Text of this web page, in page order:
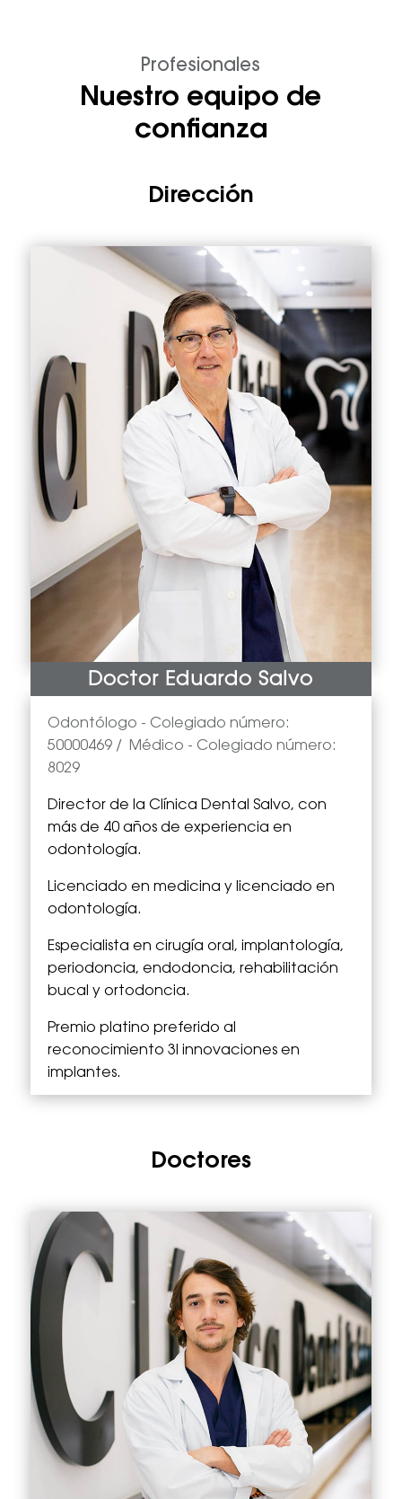
Profesionales
Nuestro equipo de
confianza
Dirección
Doctor Eduardo Salvo
Odontólogo - Colegiado número:
50000469/ Médico - Colegiado número:
8029
Director de la Clínica Dental Salvo, con
más de 40 años de experiencia en
odontología.
Licenciado en medicina y licenciado en
odontología.
Especialista en cirugía oral, implantología,
periodoncia, endodoncia, rehabilitación
bucal y ortodoncia.
Premio platino preferido al
reconocimiento 3I innovaciones en
implantes.
Doctores